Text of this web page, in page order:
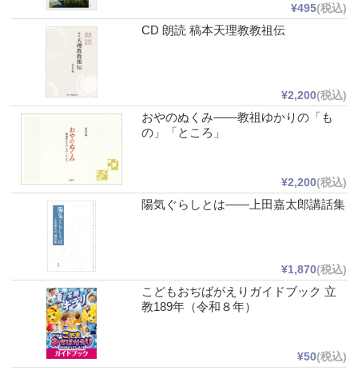
¥495(税込)
CD 朗読 稿本天理教教祖伝
¥2,200(税込)
おやのぬくみ――教祖ゆかりの「も
の」「ところ」
¥2,200(税込)
陽気ぐらしとは――上田嘉太郎講話集
¥1,870(税込)
こどもおぢばがえりガイドブック 立
教189年（令和８年）
¥50(税込)